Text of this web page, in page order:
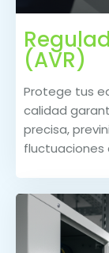
(AVR)
Protege tus
calidad
precisa,
fluctuaciones